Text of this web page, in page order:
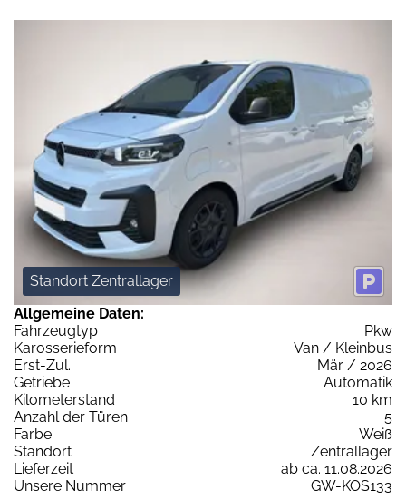
Standort Zentrallager
Allgemeine Daten:
Fahrzeugtyp
Pkw
Karosserieform
Van / Kleinbus
Erst-Zul.
Mär / 2026
Getriebe
Automatik
Kilometerstand
10 km
Anzahl der Türen
5
Farbe
Weiß
Standort
Zentrallager
Lieferzeit
ab ca. 11.08.2026
Unsere Nummer
GW-KOS133